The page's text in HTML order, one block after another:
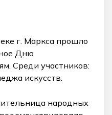
г. Маркса прошло
Дню
Среди участников:
искусств.
народных